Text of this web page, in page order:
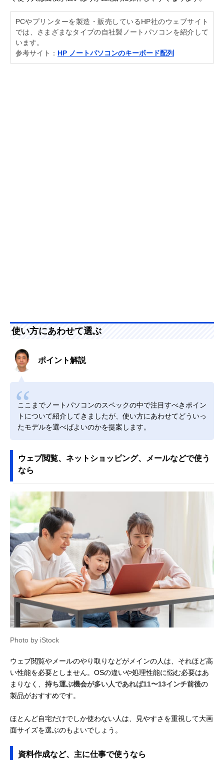
PCやプリンターを製造・販売しているHP社のウェブサイト
では、さまざまなタイプの自社製ノートパソコンを紹介して
います。
参考サイト： HP ノートパソコンのキーボード配列
使い方にあわせて選ぶ
ポイント解説
ここまでノートパソコンのスペックの中で注目すべきポイン
トについて紹介してきましたが、使い方にあわせてどういっ
たモデルを選べばよいのかを提案します。
ウェブ閲覧、ネットショッピング、メールなどで使う
なら
Photo by iStock
ウェブ閲覧やメールのやり取りなどがメインの人は、それほど高
い性能を必要としません。OSの違いや処理性能に悩む必要はあ
まりなく、 持ち運ぶ機会が多い人であれば11〜13インチ前後の
製品がおすすめです。
ほとんど自宅だけでしか使わない人は、見やすさを重視して大画
面サイズを選ぶのもよいでしょう。
資料作成など、主に仕事で使うなら